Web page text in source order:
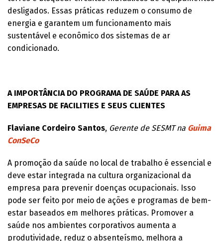
desligados. Essas práticas reduzem o consumo de
energia e garantem um funcionamento mais
sustentável e econômico dos sistemas de ar
condicionado.
A IMPORTÂNCIA DO PROGRAMA DE SAÚDE PARA AS
EMPRESAS DE FACILITIES E SEUS CLIENTES
Flaviane Cordeiro Santos, Gerente de SESMT na Guima
ConSeCo
A promoção da saúde no local de trabalho é essencial e
deve estar integrada na cultura organizacional da
empresa para prevenir doenças ocupacionais. Isso
pode ser feito por meio de ações e programas de bem-
estar baseados em melhores práticas. Promover a
saúde nos ambientes corporativos aumenta a
produtividade, reduz o absenteísmo, melhora a